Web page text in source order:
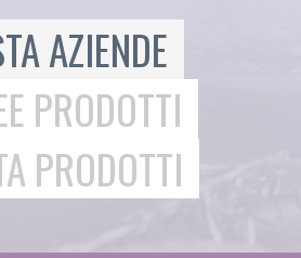
AZIENDE
PRODOTTI
PRODOTTI